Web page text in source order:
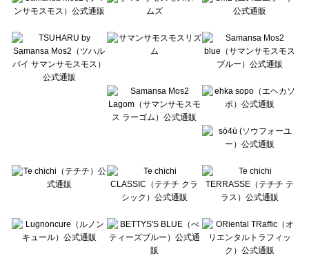
Te chichi CLASSIC（テチチ クラシック）の一覧
Lugnoncure（ルノンキュール）の一覧
BETTY'S BLUE（べティーズブルー）の一覧
Wpc.（ワールドパーティー）の一覧